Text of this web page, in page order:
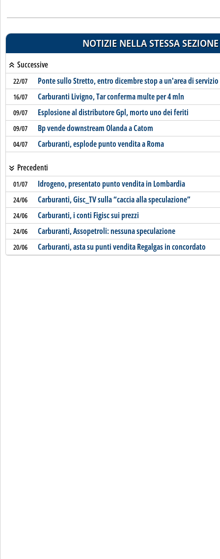
NOTIZIE NELLA STESSA SEZIONE
Successive
22/07 Ponte sullo Stretto, entro dicembre stop a un'area di servizio
16/07 Carburanti Livigno, Tar conferma multe per 4 mln
09/07 Esplosione al distributore Gpl, morto uno dei feriti
09/07 Bp vende downstream Olanda a Catom
04/07 Carburanti, esplode punto vendita a Roma
Precedenti
01/07 Idrogeno, presentato punto vendita in Lombardia
24/06 Carburanti, Gisc_TV sulla “caccia alla speculazione”
24/06 Carburanti, i conti Figisc sui prezzi
24/06 Carburanti, Assopetroli: nessuna speculazione
20/06 Carburanti, asta su punti vendita Regalgas in concordato